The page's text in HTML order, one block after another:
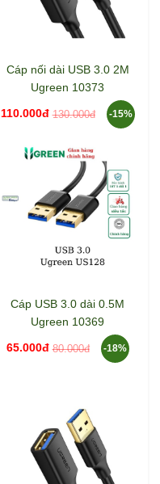
Cáp nối dài USB 3.0 2M
Ugreen 10373
110.000đ 130.000đ -15%
Cáp USB 3.0 dài 0.5M
Ugreen 10369
65.000đ 80.000đ -18%